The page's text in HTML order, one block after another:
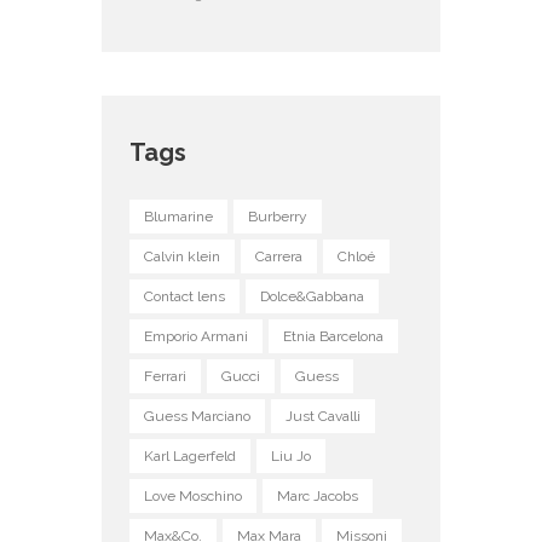
Tags
Blumarine Burberry
Calvin klein Carrera Chloé
Contact lens Dolce&Gabbana
Emporio Armani Etnia Barcelona
Ferrari Gucci Guess
Guess Marciano Just Cavalli
Karl Lagerfeld Liu Jo
Love Moschino Marc Jacobs
Max&Co. Max Mara Missoni